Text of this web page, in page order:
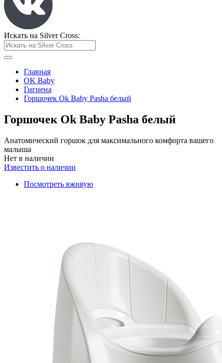
Искать на Silver Cross:
Главная
OK Baby
Гигиена
Горшочек Ok Baby Pasha белый
Горшочек Ok Baby Pasha белый
Анатомический горшок для максимального комфорта вашего
малыша
Нет в наличии
Известить о наличии
Посмотреть вживую